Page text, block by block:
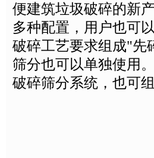
便建筑垃圾破碎的新
多种配置，用户也可
破碎工艺要求组成"先
筛分也可以单独使用
破碎筛分系统，也可